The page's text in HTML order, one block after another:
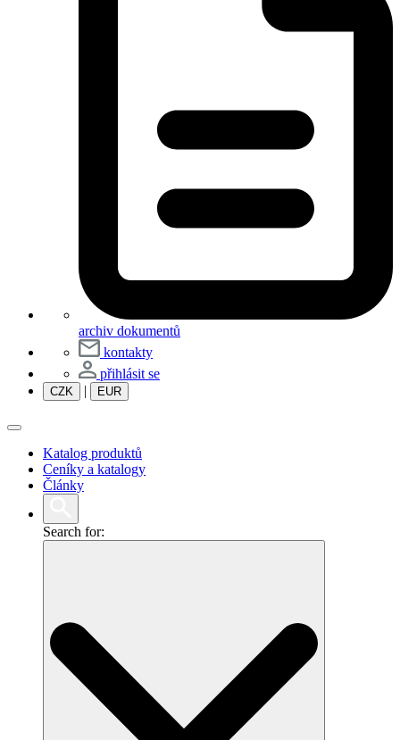
archiv dokumentů
kontakty
přihlásit se
CZK | EUR
Katalog produktů
Ceníky a katalogy
Články
Search for: